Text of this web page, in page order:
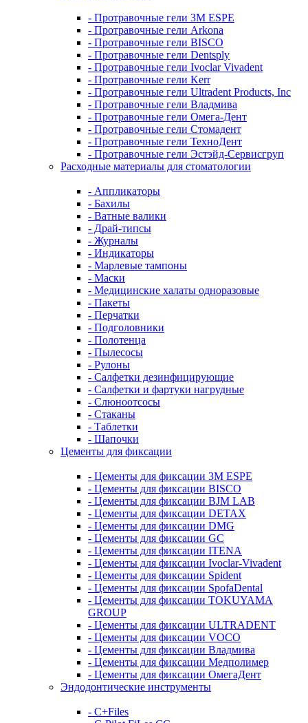
- Протравочные гели 3М ESPE
- Протравочные гели Arkona
- Протравочные гели BISCO
- Протравочные гели Dentsply
- Протравочные гели Ivoclar Vivadent
- Протравочные гели Kerr
- Протравочные гели Ultradent Products, Inc
- Протравочные гели Владмива
- Протравочные гели Омега-Дент
- Протравочные гели Стомадент
- Протравочные гели ТехноДент
- Протравочные гели Эстэйд-Сервисгруп
Расходные материалы для стоматологии
- Аппликаторы
- Бахилы
- Ватные валики
- Драй-типсы
- Журналы
- Индикаторы
- Марлевые тампоны
- Маски
- Медицинские халаты одноразовые
- Пакеты
- Перчатки
- Подголовники
- Полотенца
- Пылесосы
- Рулоны
- Салфетки дезинфицирующие
- Салфетки и фартуки нагрудные
- Слюноотсосы
- Стаканы
- Таблетки
- Шапочки
Цементы для фиксации
- Цементы для фиксации 3M ESPE
- Цементы для фиксации BISCO
- Цементы для фиксации BJM LAB
- Цементы для фиксации DETAX
- Цементы для фиксации DMG
- Цементы для фиксации GC
- Цементы для фиксации ITENA
- Цементы для фиксации Ivoclar-Vivadent
- Цементы для фиксации Spident
- Цементы для фиксации SpofaDental
- Цементы для фиксации TOKUYAMA
GROUP
- Цементы для фиксации ULTRADENT
- Цементы для фиксации VOCO
- Цементы для фиксации Владмива
- Цементы для фиксации Медполимер
- Цементы для фиксации ОмегаДент
Эндодонтические инструменты
- C+Files